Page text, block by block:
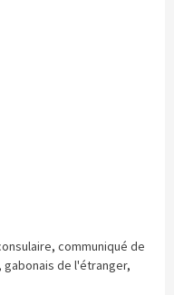
, communiqué de
, gabonais de l'étranger,